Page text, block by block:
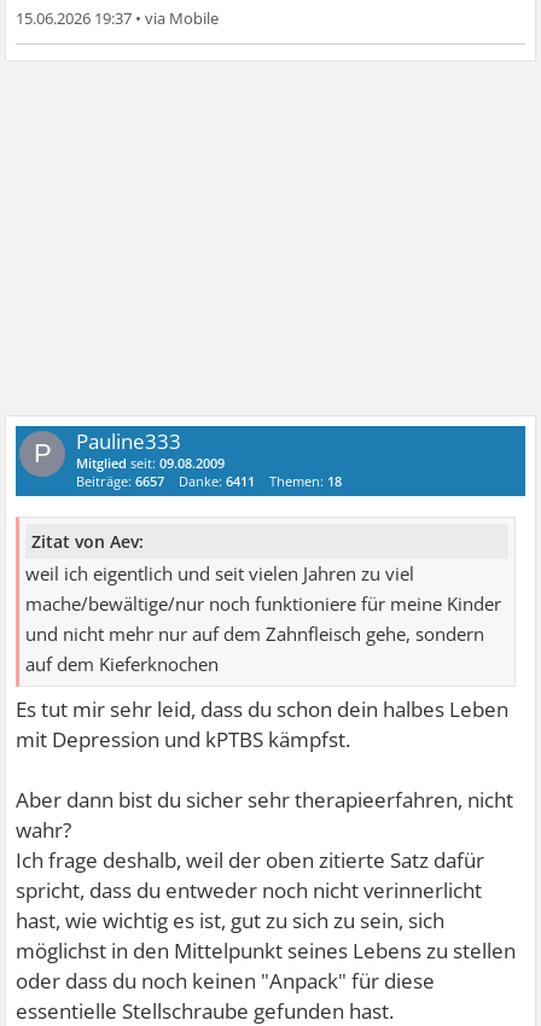
15.06.2026 19:37 •
P Pauline333
Mitglied seit:09.08.2009
Beiträge:6657 Danke:6411 Themen: 18
Zitat von Aev:
weil ich eigentlich und seit vielen Jahren zu viel
mache/bewältige/nur noch funktioniere für meine Kinder
und nicht mehr nur auf dem Zahnfleisch gehe, sondern
auf dem Kieferknochen
Es tut mir sehr leid, dass du schon dein halbes Leben
mit Depression und kPTBS kämpfst.
Aber dann bist du sicher sehr therapieerfahren, nicht
wahr?
Ich frage deshalb, weil der oben zitierte Satz dafür
spricht, dass du entweder noch nicht verinnerlicht
hast, wie wichtig es ist, gut zu sich zu sein, sich
möglichst in den Mittelpunkt seines Lebens zu stellen
oder dass du noch keinen "Anpack" für diese
essentielle Stellschraube gefunden hast.